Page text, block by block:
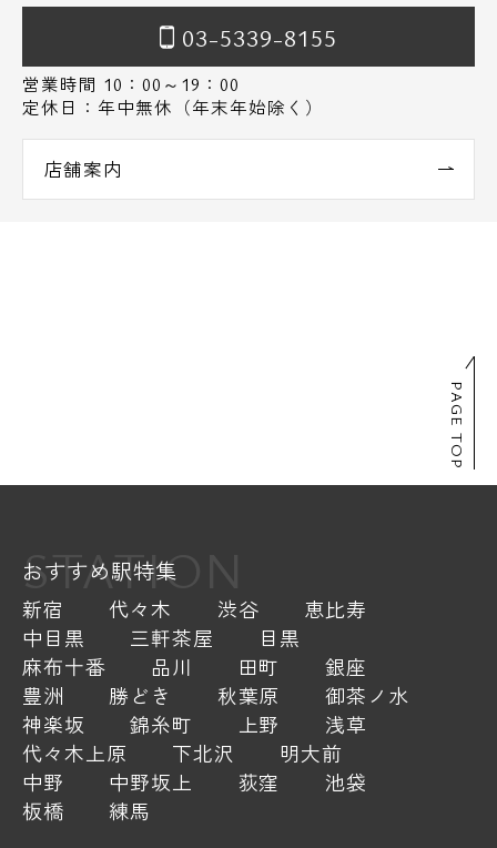
03-5339-8155
営業時間 10：00～19：00
定休日：年中無休（年末年始除く）
店舗案内
PAGE TOP
STATION
おすすめ駅特集
新宿 代々木 渋谷
恵比寿
中目黒
三軒茶屋
目黒
麻布十番
品川 田町
銀座
豊洲
勝どき 秋葉原
御茶ノ水
神楽坂
錦糸町 上野
浅草
代々木上原
下北沢
明大前
中野
中野坂上 荻窪
池袋
板橋
練馬